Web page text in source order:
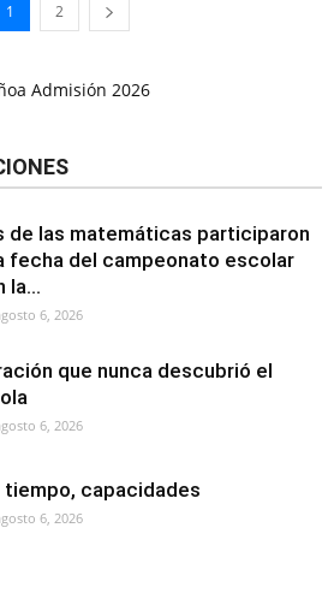
1 2
de las matemáticas participaron
fecha del campeonato escolar
la...
6, 2026
que nunca descubrió el
6, 2026
tiempo, capacidades
6, 2026